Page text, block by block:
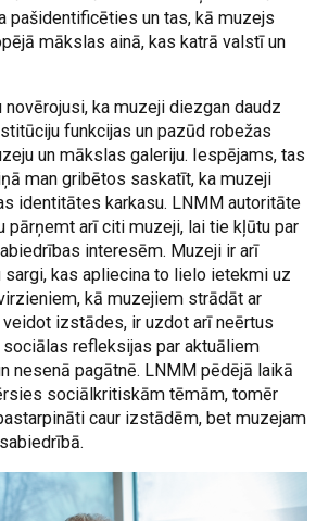
pašidentificēties un tas, kā muzejs
mākslas ainā, kas katrā valstī un
ka muzeji diezgan daudz
funkcijas un pazūd robežas
un mākslas galeriju. Iespējams, tas
man gribētos saskatīt, ka muzeji
identitātes karkasu. LNMM autoritāte
pārņemt arī citi muzeji, lai tie kļūtu par
interesēm. Muzeji ir arī
kas apliecina to lielo ietekmi uz
kā muzejiem strādāt ar
izstādes, ir uzdot arī neērtus
refleksijas par aktuāliem
nesenā pagātnē. LNMM pēdējā laikā
sociālkritiskām tēmām, tomēr
caur izstādēm, bet muzejam